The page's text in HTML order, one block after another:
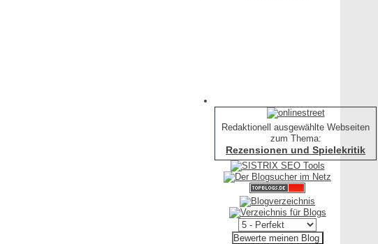
Redaktionell ausgewählte Webseiten
zum Thema:
Rezensionen und Spielekritik